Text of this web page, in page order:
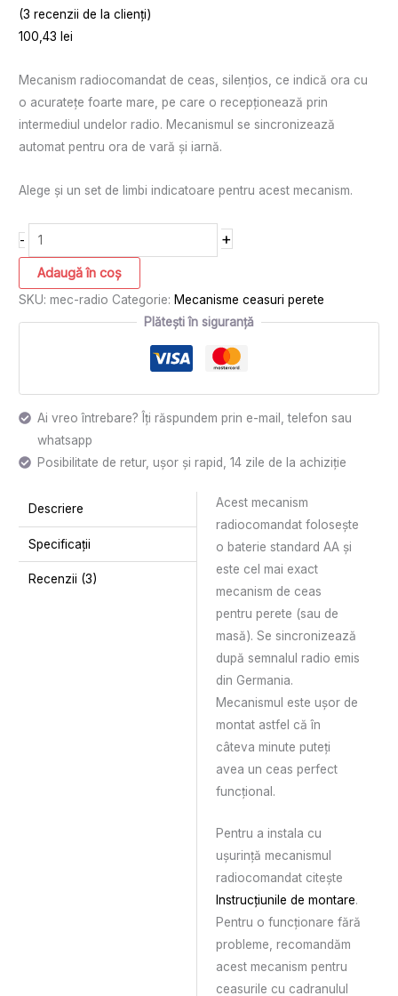
(3 recenzii de la clienți)
100,43 lei
Mecanism radiocomandat de ceas, silențios, ce indică ora cu
o acuratețe foarte mare, pe care o recepționează prin
intermediul undelor radio. Mecanismul se sincronizează
automat pentru ora de vară și iarnă.
Alege și un set de limbi indicatoare pentru acest mecanism.
- +
Adaugă în coș
SKU:mec-radio Categorie: Mecanisme ceasuri perete
Plătești în siguranță
Ai vreo întrebare? Îți răspundem prin e-mail, telefon sau
whatsapp
Posibilitate de retur, ușor și rapid, 14 zile de la achiziție
Descriere
Specificații
Recenzii (3)
Acest mecanism
radiocomandat folosește
o baterie standard AA și
este cel mai exact
mecanism de ceas
pentru perete (sau de
masă). Se sincronizează
după semnalul radio emis
din Germania.
Mecanismul este ușor de
montat astfel că în
câteva minute puteți
avea un ceas perfect
funcțional.
Pentru a instala cu
ușurință mecanismul
radiocomandat citește
Instrucțiunile de montare.
Pentru o funcționare fără
probleme, recomandăm
acest mecanism pentru
ceasurile cu cadranulul